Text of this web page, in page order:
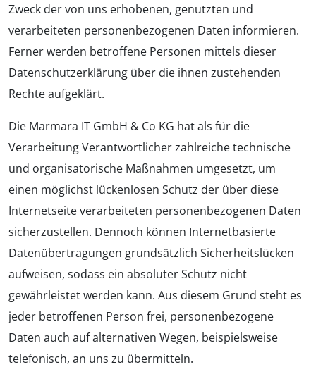
Zweck der von uns erhobenen, genutzten und
verarbeiteten personenbezogenen Daten informieren.
Ferner werden betroffene Personen mittels dieser
Datenschutzerklärung über die ihnen zustehenden
Rechte aufgeklärt.
Die Marmara IT GmbH & Co KG hat als für die
Verarbeitung Verantwortlicher zahlreiche technische
und organisatorische Maßnahmen umgesetzt, um
einen möglichst lückenlosen Schutz der über diese
Internetseite verarbeiteten personenbezogenen Daten
sicherzustellen. Dennoch können Internetbasierte
Datenübertragungen grundsätzlich Sicherheitslücken
aufweisen, sodass ein absoluter Schutz nicht
gewährleistet werden kann. Aus diesem Grund steht es
jeder betroffenen Person frei, personenbezogene
Daten auch auf alternativen Wegen, beispielsweise
telefonisch, an uns zu übermitteln.